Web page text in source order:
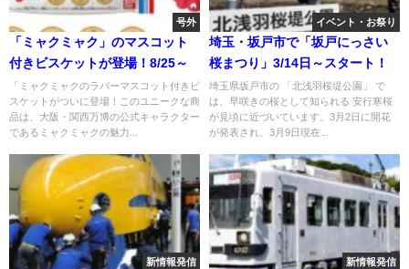
号外
「ミャクミャク」のマスコット
付きビスケットが登場！8/25～
「ミャクミャクのラバーマスコット付きビ
スケットがついに登場！このユニークな商
品は、大阪・関西万博の公式キャラクター
であるミャクミャクの魅力...
イベント・お祭り
埼玉・坂戸市で「坂戸にっさい
桜まつり」3/14日～スタート！
埼玉県坂戸市の 「北浅羽桜堤公園」 で
は、早咲きの桜として知られる 安行寒桜
が見頃に近づいています。3月2日に開花
が発表され、3月9日現在...
新情報発信 新情報発信